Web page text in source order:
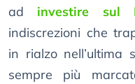
ad investire sul
indiscrezioni che
in rialzo nell’ultima
sempre più